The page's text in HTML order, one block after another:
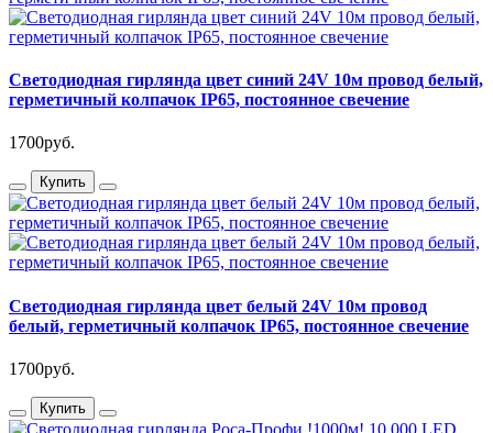
Светодиодная гирлянда цвет синий 24V 10м провод белый,
герметичный колпачок IP65, постоянное свечение
1700руб.
Купить
Светодиодная гирлянда цвет белый 24V 10м провод
белый, герметичный колпачок IP65, постоянное свечение
1700руб.
Купить